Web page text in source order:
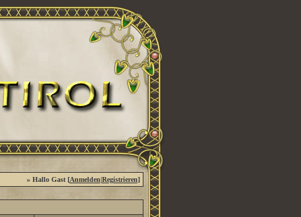
» Hallo Gast [Anmelden|Registrieren]